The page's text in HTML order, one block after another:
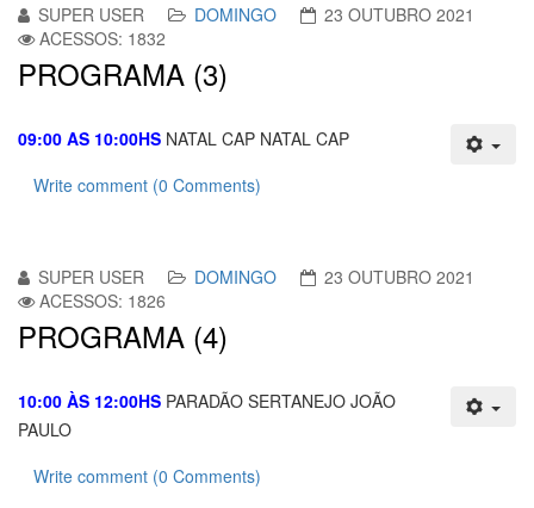
SUPER USER DOMINGO
23 OUTUBRO 2021
ACESSOS: 1832
PROGRAMA (3)
09:00 AS 10:00HS NATAL CAP NATAL CAP
Write comment (0 Comments)
SUPER USER DOMINGO
23 OUTUBRO 2021
ACESSOS: 1826
PROGRAMA (4)
10:00 ÀS 12:00HS PARADÃO SERTANEJO JOÃO
PAULO
Write comment (0 Comments)